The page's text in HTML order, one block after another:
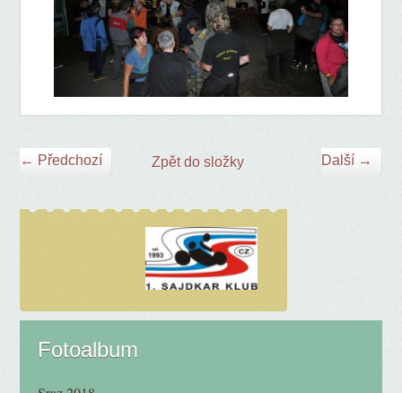
← Předchozí Další →
Zpět do složky
Fotoalbum